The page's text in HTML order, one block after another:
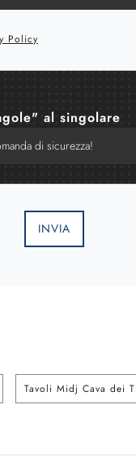
Policy
al singolare
INVIA
Tavoli Midj Cava dei